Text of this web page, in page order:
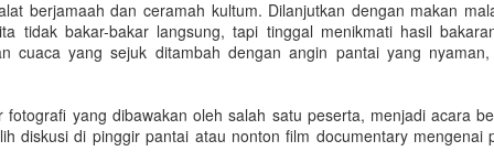
berjamaah dan ceramah kultum. Dilanjutkan dengan makan
tidak bakar-bakar langsung, tapi tinggal menikmati hasil
cuaca yang sejuk ditambah dengan angin pantai yang
fotografi yang dibawakan oleh salah satu peserta, menjadi acara
diskusi di pinggir pantai atau nonton film documentary mengenai
DEC
Bagaimana Cara
OCT
Belajar Fiqih Harta dan